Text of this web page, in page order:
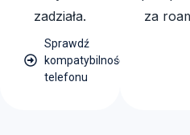
zadziała.
Sprawdź
kompatybilność
telefonu
za